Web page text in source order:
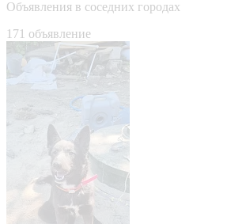
Объявления в соседних городах
171 объявление